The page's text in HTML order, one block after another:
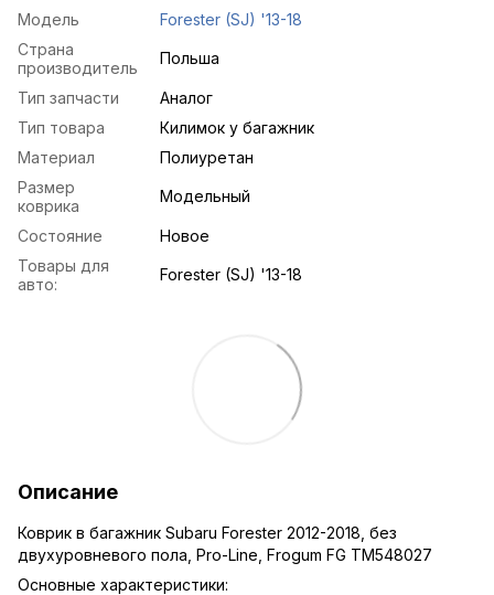
Модель
Forester (SJ) '13-18
Страна
производитель
Польша
Тип запчасти
Аналог
Тип товара
Килимок у багажник
Материал
Полиуретан
Размер
коврика
Модельный
Состояние
Новое
Товары для
авто:
Forester (SJ) '13-18
Описание
Коврик в багажник Subaru Forester 2012-2018, без
двухуровневого пола, Pro-Line, Frogum FG TM548027
Основные характеристики: